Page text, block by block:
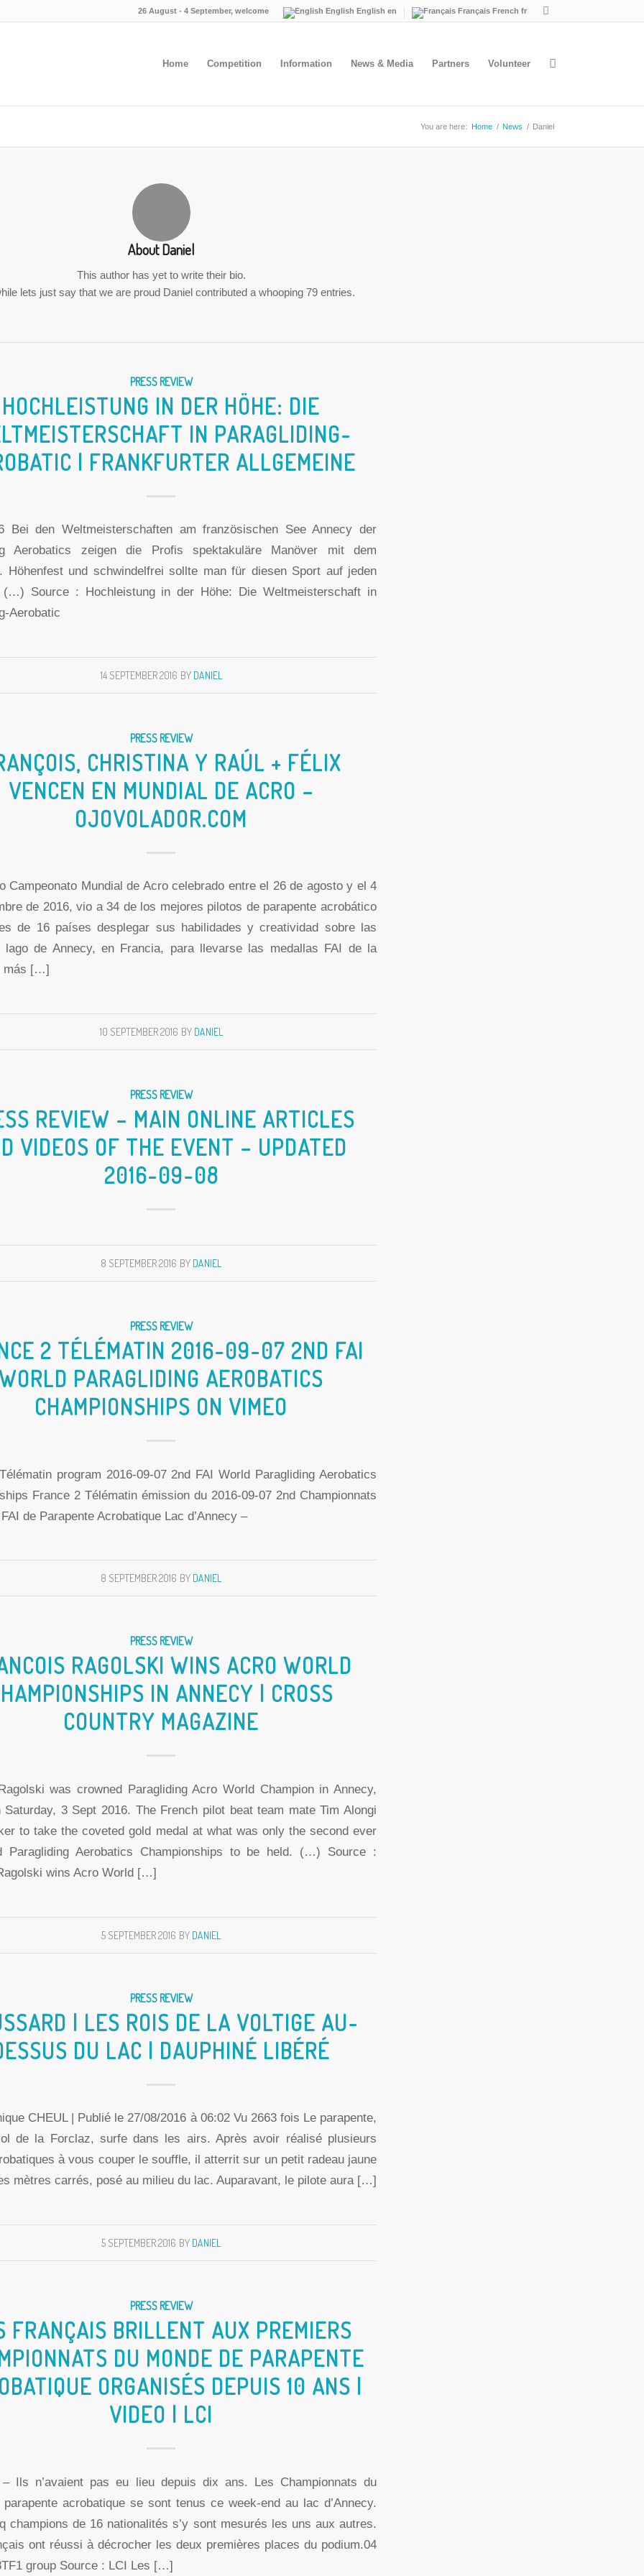
English English en Français French fr
26 August - 4 September, welcome
Home Competition Information News & Media Partners Volunteer
You are here: Home / News / Daniel
AboutDaniel
This author has yet to write their bio.
lets just say that we are proud Daniel contributed a whooping 79 entries.
PRESS REVIEW
HOCHLEISTUNG IN DER HÖHE: DIE
IN PARAGLIDING-
| FRANKFURTER ALLGEMEINE
Bei den Weltmeisterschaften am französischen See Annecy der
Aerobatics zeigen die Profis spektakuläre Manöver mit dem
Höhenfest und schwindelfrei sollte man für diesen Sport auf jeden
Source : Hochleistung in der Höhe: Die Weltmeisterschaft in
Aerobatic
14 SEPTEMBER 2016 BY DANIEL
PRESS REVIEW
CHRISTINA Y RAÚL + FÉLIX
VENCEN EN MUNDIAL DE ACRO –
OJOVOLADOR.COM
Campeonato Mundial de Acro celebrado entre el 26 de agosto y el 4
de 2016, vio a 34 de los mejores pilotos de parapente acrobático
de 16 países desplegar sus habilidades y creatividad sobre las
lago de Annecy, en Francia, para llevarse las medallas FAI de la
más […]
10 SEPTEMBER 2016 BY DANIEL
PRESS REVIEW
REVIEW – MAIN ONLINE ARTICLES
VIDEOS OF THE EVENT – UPDATED
2016-09-08
8 SEPTEMBER 2016 BY DANIEL
PRESS REVIEW
2 TÉLÉMATIN 2016-09-07 2ND FAI
PARAGLIDING AEROBATICS
CHAMPIONSHIPS ON VIMEO
program 2016-09-07 2nd FAI World Paragliding Aerobatics
France 2 Télématin émission du 2016-09-07 2nd Championnats
de Parapente Acrobatique Lac d’Annecy –
8 SEPTEMBER 2016 BY DANIEL
PRESS REVIEW
RAGOLSKI WINS ACRO WORLD
IN ANNECY | CROSS
COUNTRY MAGAZINE
was crowned Paragliding Acro World Champion in Annecy,
Saturday, 3 Sept 2016. The French pilot beat team mate Tim Alongi
to take the coveted gold medal at what was only the second ever
Paragliding Aerobatics Championships to be held. (…) Source :
wins Acro World […]
5 SEPTEMBER 2016 BY DANIEL
PRESS REVIEW
| LES ROIS DE LA VOLTIGE AU-
DU LAC | DAUPHINÉ LIBÉRÉ
CHEUL | Publié le 27/08/2016 à 06:02 Vu 2663 fois Le parapente,
de la Forclaz, surfe dans les airs. Après avoir réalisé plusieurs
à vous couper le souffle, il atterrit sur un petit radeau jaune
mètres carrés, posé au milieu du lac. Auparavant, le pilote aura […]
5 SEPTEMBER 2016 BY DANIEL
PRESS REVIEW
FRANÇAIS BRILLENT AUX PREMIERS
DU MONDE DE PARAPENTE
ORGANISÉS DEPUIS 10 ANS |
VIDEO | LCI
– Ils n’avaient pas eu lieu depuis dix ans. Les Championnats du
parapente acrobatique se sont tenus ce week-end au lac d’Annecy.
champions de 16 nationalités s’y sont mesurés les uns aux autres.
ont réussi à décrocher les deux premières places du podium.04
group Source : LCI Les […]